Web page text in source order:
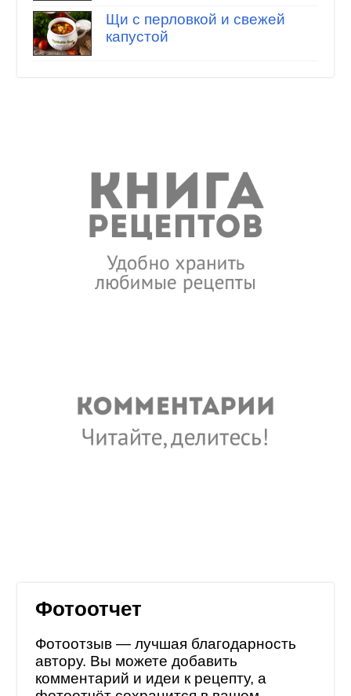
Щи с перловкой и свежей
капустой
Фотоотчет
Фотоотзыв — лучшая благодарность
автору. Вы можете добавить
комментарий и идеи к рецепту, а